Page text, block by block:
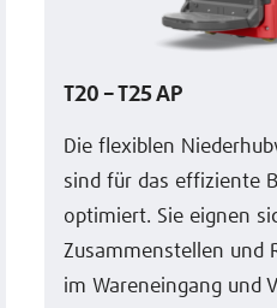
T20 – T25 AP
Die flexiblen
sind für das effiziente
optimiert. Sie eignen
Zusammenstellen und
im Wareneingang und